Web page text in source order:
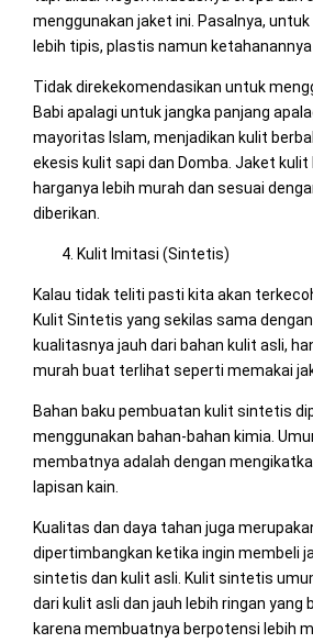
menggunakan jaket ini. Pasalnya,
lebih tipis, plastis namun ketahanannya
Tidak direkekomendasikan untuk
Babi apalagi untuk jangka panjang
mayoritas Islam, menjadikan kulit
ekesis kulit sapi dan Domba. Jaket kulit
harganya lebih murah dan sesuai
diberikan.
Kulit Imitasi (Sintetis)
Kalau tidak teliti pasti kita akan
Kulit Sintetis yang sekilas sama
kualitasnya jauh dari bahan kulit asli,
murah buat terlihat seperti memakai
Bahan baku pembuatan kulit sintetis
menggunakan bahan-bahan kimia.
membatnya adalah dengan
lapisan kain.
Kualitas dan daya tahan juga
dipertimbangkan ketika ingin membeli
sintetis dan kulit asli. Kulit sintetis
dari kulit asli dan jauh lebih ringan yang
karena membuatnya berpotensi lebih